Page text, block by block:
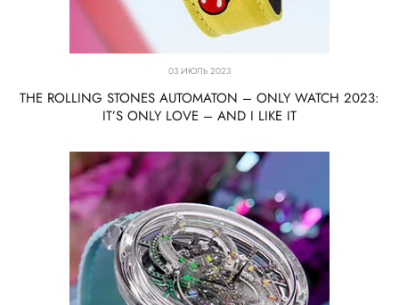
03 ИЮЛЬ 2023
THE ROLLING STONES AUTOMATON – ONLY WATCH 2023:
IT’S ONLY LOVE – AND I LIKE IT